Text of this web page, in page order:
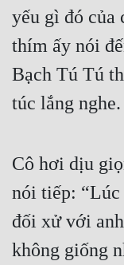
Góc Nhìn Nam
Góc Nhìn Nữ
Huyền Huyễn
Huyền Nghi
Hài Hước
Hệ Thống
yếu gì đó của
thím ấy nói
Bạch Tú Tú
túc lắng nghe.
Cô hơi dịu
nói tiếp: “Lúc
đối xử với
không giống